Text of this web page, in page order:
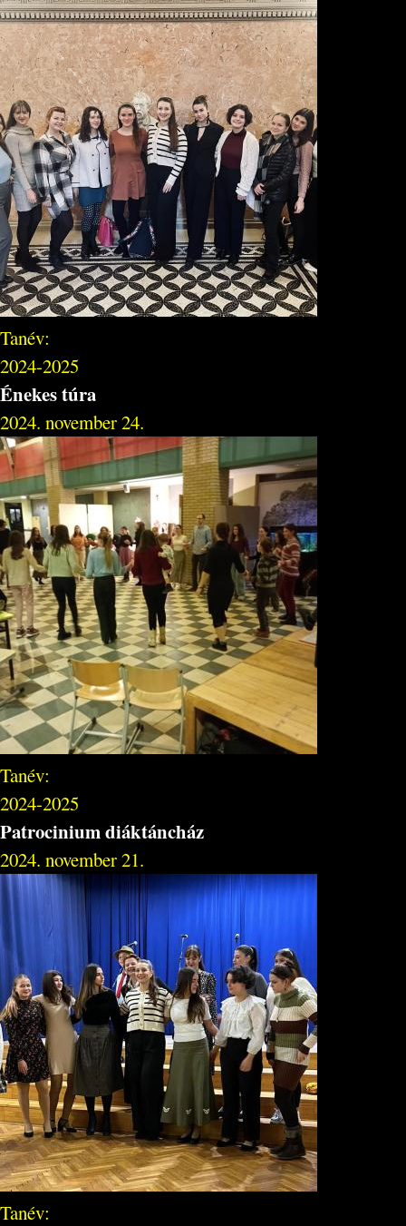
Tanév:
2024-2025
Énekes túra
2024. november 24.
Tanév:
2024-2025
Patrocinium diáktáncház
2024. november 21.
Tanév: